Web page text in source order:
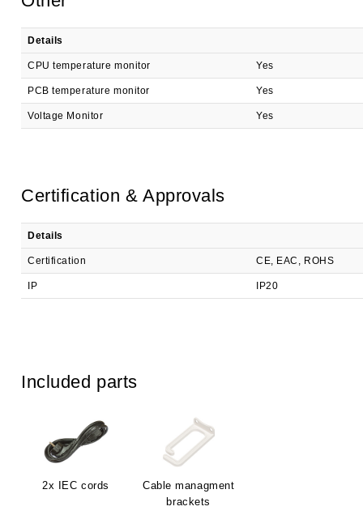
Details
CPU temperature monitor Yes
PCB temperature monitor Yes
Voltage Monitor Yes
Certification & Approvals
Details
Certification CE, EAC, ROHS
IP IP20
Included parts
2x IEC cords
Cable managment
brackets